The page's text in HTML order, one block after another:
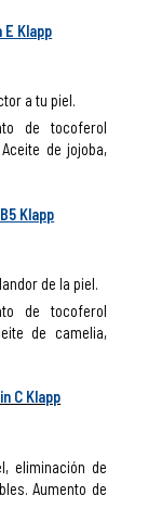
Klapp
a tu piel.
de tocoferol
de jojoba,
Klapp
de la piel.
de tocoferol
de camelia,
C Klapp
eliminación de
Aumento de